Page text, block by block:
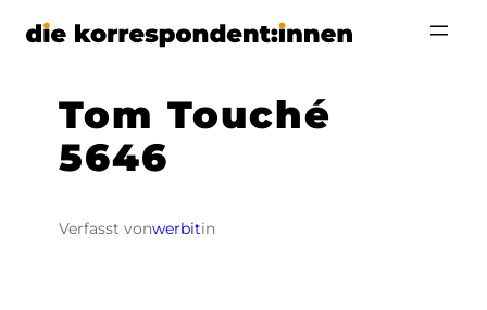
Zum
Tom Touché
5646
Verfasst vonwerbitin